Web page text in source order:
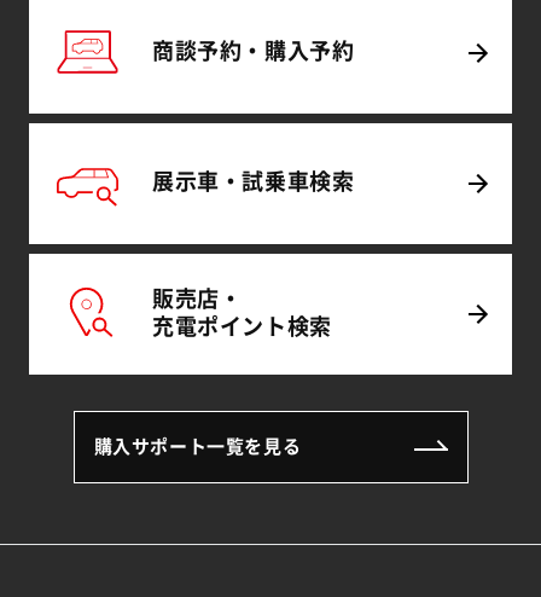
商談予約・ 購入予約
展示車・試乗車検索
販売店・
充電ポイント検索
購入サポート一覧を見る